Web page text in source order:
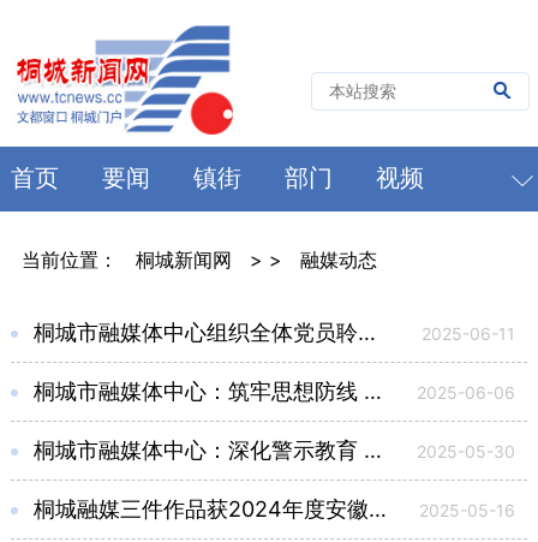
首页 要闻 镇街 部门 视频
当前位置： 桐城新闻网 > > 融媒动态
桐城市融媒体中心组织全体党员聆听党课《船歌》 2025-06-11
桐城市融媒体中心：筑牢思想防线 锻造清廉队伍 2025-06-06
桐城市融媒体中心：深化警示教育 筑牢廉洁自律防线 2025-05-30
桐城融媒三件作品获2024年度安徽新闻奖 2025-05-16